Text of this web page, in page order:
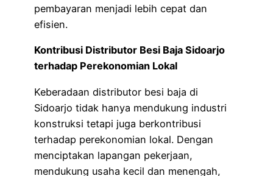
pembayaran menjadi lebih cepat dan
efisien.
Kontribusi Distributor Besi Baja Sidoarjo
terhadap Perekonomian Lokal
Keberadaan distributor besi baja di
Sidoarjo tidak hanya mendukung industri
konstruksi tetapi juga berkontribusi
terhadap perekonomian lokal. Dengan
menciptakan lapangan pekerjaan,
mendukung usaha kecil dan menengah,